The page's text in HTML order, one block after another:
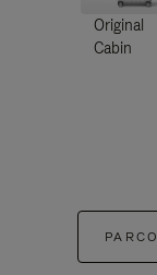
Original
Cabin